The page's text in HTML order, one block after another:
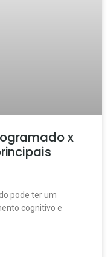
x
pode ter um
cognitivo e